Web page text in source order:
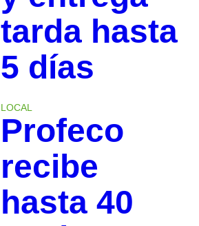
tarda hasta
5 días
LOCAL
Profeco
recibe
hasta 40